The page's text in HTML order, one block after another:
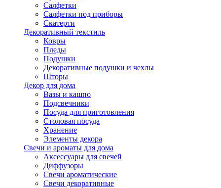
Салфетки
Салфетки под приборы
Скатерти
Декоративный текстиль
Ковры
Пледы
Подушки
Декоративные подушки и чехлы
Шторы
Декор для дома
Вазы и кашпо
Подсвечники
Посуда для приготовления
Столовая посуда
Хранение
Элементы декора
Свечи и ароматы для дома
Аксессуары для свечей
Диффузоры
Свечи ароматические
Свечи декоративные